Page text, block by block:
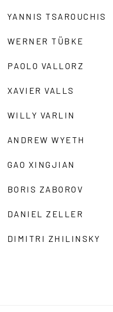
YANNIS TSAROUCHIS
WERNER TÜBKE
PAOLO VALLORZ
XAVIER VALLS
WILLY VARLIN
ANDREW WYETH
GAO XINGJIAN
BORIS ZABOROV
DANIEL ZELLER
DIMITRI ZHILINSKY